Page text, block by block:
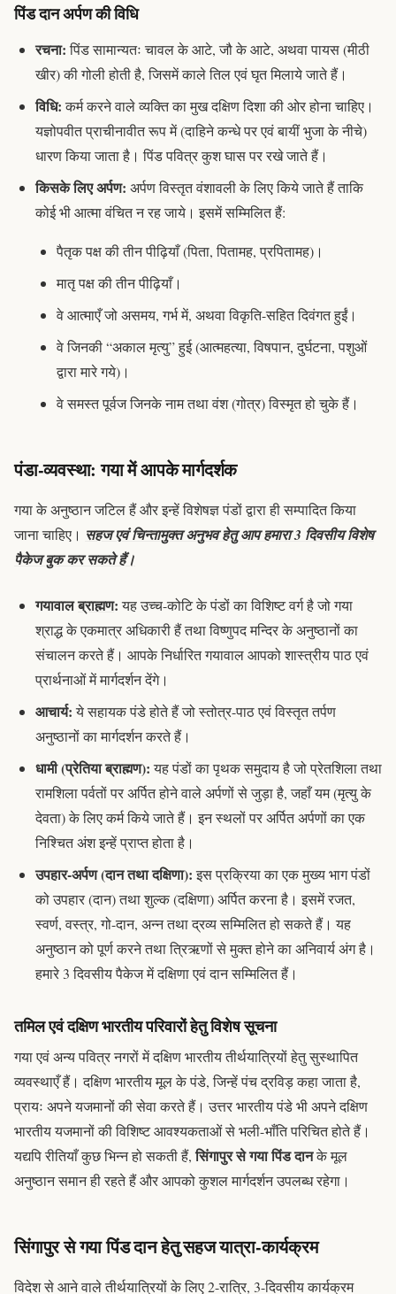
पिंड दान अर्पण की विधि
रचना: पिंडसामान्यतः चावल के आटे, जौ के आटे, अथवापायस(मीठी
खीर) की गोली होती है, जिसमें काले तिल एवं घृत मिलाये जाते हैं।
विधि:कर्म करने वाले व्यक्ति का मुख दक्षिण दिशा की ओर होना चाहिए।
यज्ञोपवीतप्राचीनावीतरूप में (दाहिने कन्धे पर एवं बायीं भुजा के नीचे)
धारण किया जाता है।पिंडपवित्रकुशघास पर रखे जाते हैं।
किसके लिए अर्पण: अर्पण विस्तृत वंशावली के लिए किये जाते हैं ताकि
कोई भी आत्मा वंचित न रह जाये। इसमें सम्मिलित हैं:
पैतृक पक्ष की तीन पीढ़ियाँ (पिता, पितामह, प्रपितामह)।
मातृ पक्ष की तीन पीढ़ियाँ।
वे आत्माएँ जो असमय, गर्भ में, अथवा विकृति-सहित दिवंगत हुईं।
वे जिनकी “अकाल मृत्यु” हुई (आत्महत्या, विषपान, दुर्घटना, पशुओं
द्वारा मारे गये)।
वे समस्त पूर्वज जिनके नाम तथा वंश (गोत्र) विस्मृत हो चुके हैं।
पंडा-व्यवस्था: गया में आपके मार्गदर्शक
गया के अनुष्ठान जटिल हैं और इन्हें विशेषज्ञ पंडों द्वारा ही सम्पादित किया
जाना चाहिए। सहज एवं चिन्तामुक्त अनुभव हेतु आप हमारा 3 दिवसीय विशेष
पैकेज बुक कर सकते हैं।
गयावालब्राह्मण:यह उच्च-कोटि के पंडों का विशिष्ट वर्ग है जोगया
श्राद्धके एकमात्र अधिकारी हैं तथा विष्णुपद मन्दिर के अनुष्ठानों का
संचालन करते हैं। आपके निर्धारित गयावाल आपको शास्त्रीय पाठ एवं
प्रार्थनाओं में मार्गदर्शन देंगे।
आचार्य:ये सहायक पंडे होते हैं जो स्तोत्र-पाठ एवं विस्तृततर्पण
अनुष्ठानों का मार्गदर्शन करते हैं।
धामी (प्रेतिया ब्राह्मण):यह पंडों का पृथक समुदाय है जो प्रेतशिला तथा
रामशिला पर्वतों पर अर्पित होने वाले अर्पणों से जुड़ा है, जहाँ यम (मृत्यु के
देवता) के लिए कर्म किये जाते हैं। इन स्थलों पर अर्पित अर्पणों का एक
निश्चित अंश इन्हें प्राप्त होता है।
उपहार-अर्पण (दानतथादक्षिणा):इस प्रक्रिया का एक मुख्य भाग पंडों
को उपहार (दान) तथा शुल्क (दक्षिणा) अर्पित करना है। इसमें रजत,
स्वर्ण, वस्त्र, गो-दान, अन्न तथा द्रव्य सम्मिलित हो सकते हैं। यह
अनुष्ठान को पूर्ण करने तथा त्रिऋणों से मुक्त होने का अनिवार्य अंग है।
हमारे 3 दिवसीय पैकेज में दक्षिणा एवं दान सम्मिलित हैं।
तमिल एवं दक्षिण भारतीय परिवारों हेतु विशेष सूचना
गया एवं अन्य पवित्र नगरों में दक्षिण भारतीय तीर्थयात्रियों हेतु सुस्थापित
व्यवस्थाएँ हैं। दक्षिण भारतीय मूल के पंडे, जिन्हेंपंच द्रविड़कहा जाता है,
प्रायः अपने यजमानों की सेवा करते हैं। उत्तर भारतीय पंडे भी अपने दक्षिण
भारतीय यजमानों की विशिष्ट आवश्यकताओं से भली-भाँति परिचित होते हैं।
यद्यपि रीतियाँ कुछ भिन्न हो सकती हैं,सिंगापुर से गया पिंड दानके मूल
अनुष्ठान समान ही रहते हैं और आपको कुशल मार्गदर्शन उपलब्ध रहेगा।
सिंगापुर से गया पिंड दान हेतु सहज यात्रा-कार्यक्रम
विदेश से आने वाले तीर्थयात्रियों के लिए 2-रात्रि, 3-दिवसीय कार्यक्रम